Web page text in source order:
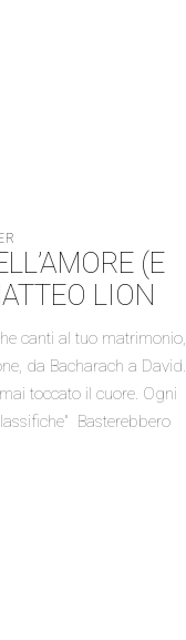
(E
LION
canti al tuo matrimonio,
da Bacharach a David.
toccato il cuore. Ogni
Basterebbero